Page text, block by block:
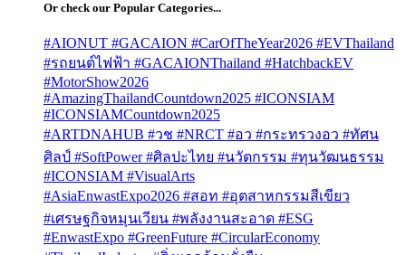
Or check our Popular Categories...
#AIONUT #GACAION #CarOfTheYear2026 #EVThailand
#รถยนต์ไฟฟ้า #GACAIONThailand #HatchbackEV
#MotorShow2026
#AmazingThailandCountdown2025 #ICONSIAM
#ICONSIAMCountdown2025
#ARTDNAHUB #วช #NRCT #อว #กระทรวงอว #ทัศน
ศิลป์ #SoftPower #ศิลปะไทย #นวัตกรรม #ทุนวัฒนธรรม
#ICONSIAM #VisualArts
#AsiaEnwastExpo2026 #สอท #อุตสาหกรรมสีเขียว
#เศรษฐกิจหมุนเวียน #พลังงานสะอาด #ESG
#EnwastExpo #GreenFuture #CircularEconomy